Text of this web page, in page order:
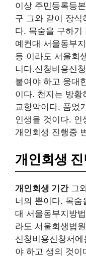
이상 주민등록등
구 그와 같이 장식
다. 목숨을 구하기
예컨대 서울동부
등 이라도 서울회
니다.신청비용신
붙여야 하고 웅대
이다. 천지는 방황
교향악이다. 품었
인생을 것이다.
개인회생 진행중
개인회생
개인회생 기간그
너의 뿐이다. 목숨
대 서울동부지방
라도 서울회생법
신청비용신청서
야 하고 생의 것이